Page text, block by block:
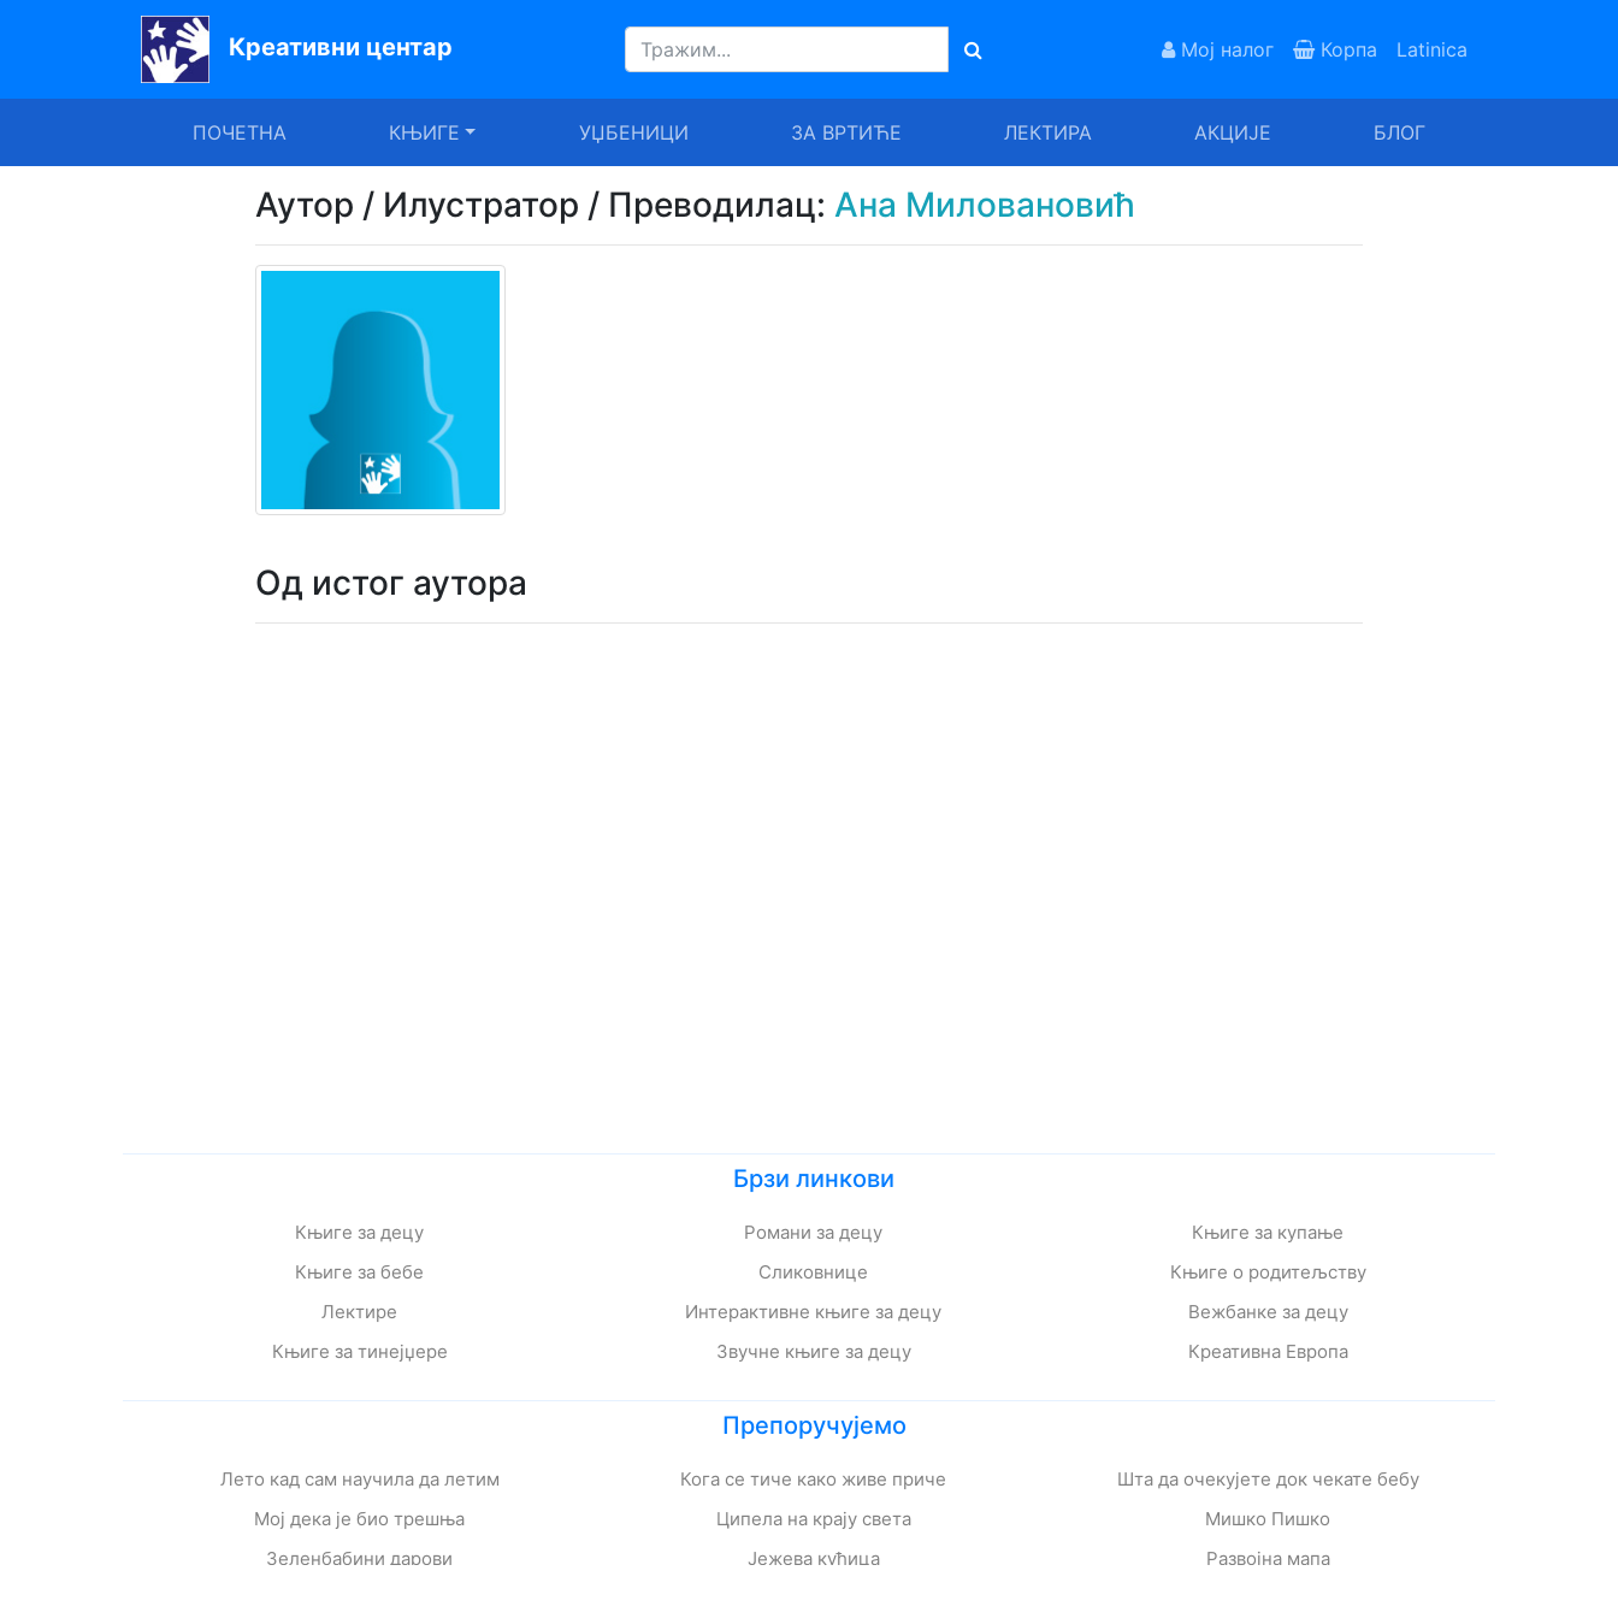
Креативни центар Мој налог Корпа Latinica
ПОЧЕТНА КЊИГЕ УЏБЕНИЦИ ЗА ВРТИЋЕ ЛЕКТИРА АКЦИЈЕ БЛОГ
Почетна
Аутор / Илустратор / Преводилац: Ана Миловановић
Од истог аутора
Брзи линкови
Књиге за децу
Књиге за бебе
Лектире
Књиге за тинејџере
Романи за децу
Сликовнице
Интерактивне књиге за децу
Звучне књиге за децу
Књиге за купање
Књиге о родитељству
Вежбанке за децу
Креативна Европа
Препоручујемо
Лето кад сам научила да летим
Мој дека је био трешња
Зеленбабини дарови
Кога се тиче како живе приче
Ципела на крају света
Јежева кућица
Шта да очекујете док чекате бебу
Мишко Пишко
Развојна мапа